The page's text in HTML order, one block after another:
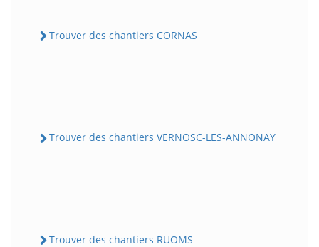
Trouver des chantiers CORNAS
Trouver des chantiers VERNOSC-LES-ANNONAY
Trouver des chantiers RUOMS